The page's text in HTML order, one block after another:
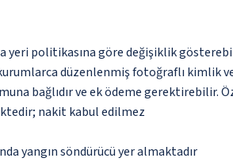
yeri politikasına göre değişiklik
düzenlenmiş fotoğraflı kimlik
bağlıdır ve ek ödeme gerektirebilir.
nakit kabul edilmez
yangın söndürücü yer almaktadır